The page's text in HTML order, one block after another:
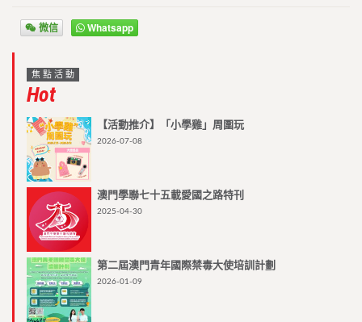
微信 Whatsapp
焦點活動
Hot
【活動推介】「小學雞」周圍玩
2026-07-08
澳門學聯七十五載愛國之路特刊
2025-04-30
第二屆澳門青年國際禁毒大使培訓計劃
2026-01-09